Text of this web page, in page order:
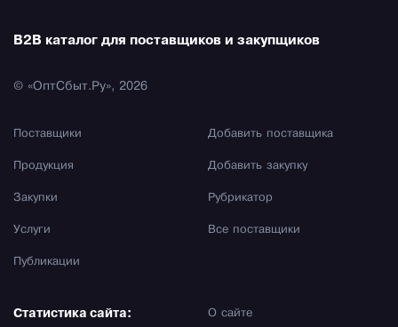
B2B каталог для поставщиков и закупщиков
© «ОптСбыт.Ру», 2026
Поставщики
Продукция
Закупки
Услуги
Публикации
Добавить поставщика
Добавить закупку
Рубрикатор
Все поставщики
О сайте
Статистика сайта: